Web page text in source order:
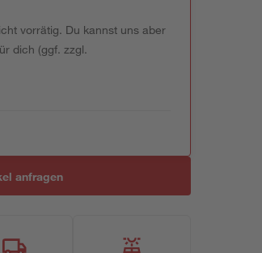
vorrätig. Du kannst uns aber
dich (ggf. zzgl.
anfragen